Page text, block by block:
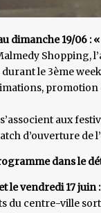
dimanche 19/06 :
Shopping,
le 3ème
s’associent aux
d’ouverture de
dans le
le vendredi 17 juin :
du centre-ville